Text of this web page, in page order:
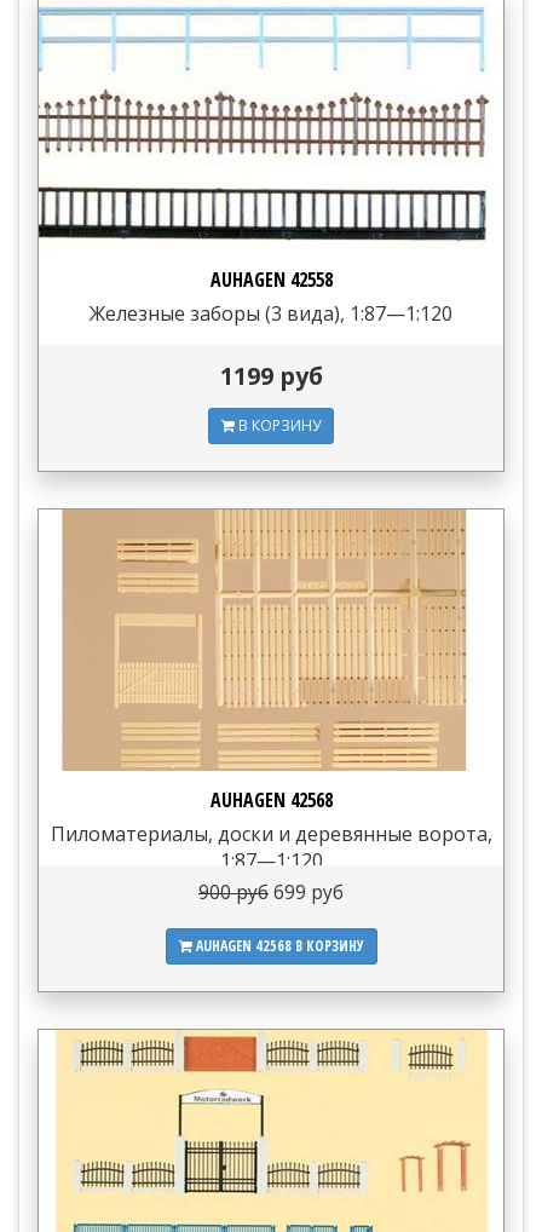
AUHAGEN 42558
Железные заборы (3 вида), 1:87—1:120
1199 руб
В КОРЗИНУ
AUHAGEN 42568
Пиломатериалы, доски и деревянные ворота,
1:87—1:120
900 руб699 руб
AUHAGEN 42568 В КОРЗИНУ